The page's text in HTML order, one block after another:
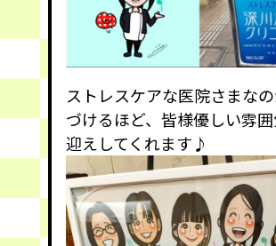
ストレスケアな医院さまな
づけるほど、皆様優しい雰
迎えしてくれます♪